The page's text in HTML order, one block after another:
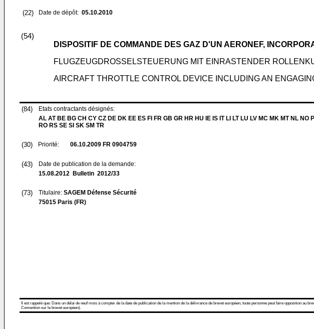
(22) Date de dépôt: 05.10.2010
(54)
DISPOSITIF DE COMMANDE DES GAZ D'UN AERONEF,
FLUGZEUGDROSSELSTEUERUNG MIT EINRASTENDER
AIRCRAFT THROTTLE CONTROL DEVICE INCLUDING AN
(84)
Etats contractants désignés:
AL AT BE BG CH CY CZ DE DK EE ES FI FR GB GR HR HU IE IS IT LI LT LU LV MC MK MT NL NO
RO RS SE SI SK SM TR
(30) Priorité: 06.10.2009 FR 0904759
(43)
Date de publication de la demande:
15.08.2012 Bulletin 2012/33
(73) Titulaire: SAGEM Défense Sécurité
75015 Paris (FR)
Il est rappelé que: Dans un délai de neuf mois à compter de la date de publication de la mention de la délivrance de brevet européen, toute personne peut faire opposition
Convention sur le brevet européen).